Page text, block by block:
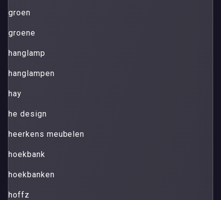
groen
groene
hanglamp
hanglampen
hay
he design
heerkens meubelen
hoekbank
hoekbanken
hoffz